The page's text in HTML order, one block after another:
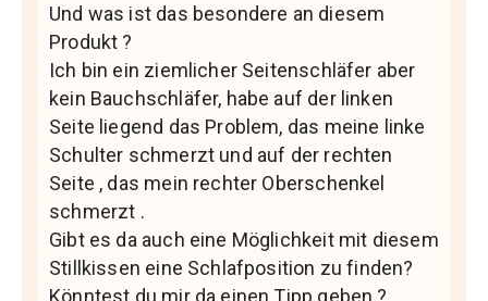
Und was ist das besondere an diesem
Produkt ?
Ich bin ein ziemlicher Seitenschläfer aber
kein Bauchschläfer, habe auf der linken
Seite liegend das Problem, das meine linke
Schulter schmerzt und auf der rechten
Seite , das mein rechter Oberschenkel
schmerzt .
Gibt es da auch eine Möglichkeit mit diesem
Stillkissen eine Schlafposition zu finden?